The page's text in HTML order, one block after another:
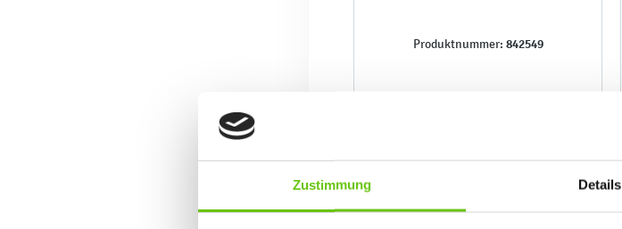
Zustimmung Details
Produktnummer: 842549
199,90 €